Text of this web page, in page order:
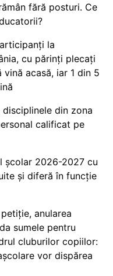
fără posturi. Ce
la
cu părinți plecați
acasă, iar 1 din 5
din zona
calificat pe
școlar 2026-2027 cu
și diferă în funcție
anularea
sumele pentru
cluburilor copiilor:
vor dispărea